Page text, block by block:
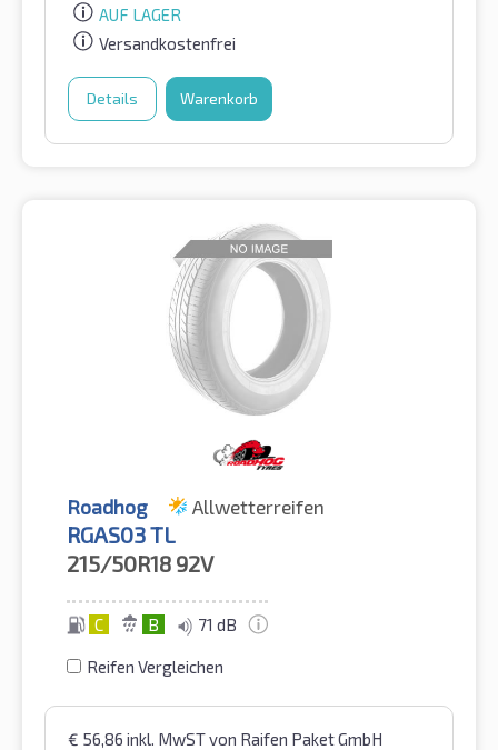
AUF LAGER
Versandkostenfrei
Details Warenkorb
Roadhog Allwetterreifen
RGAS03 TL
215/50R18 92V
C B 71 dB
Reifen Vergleichen
€ 56,86 inkl. MwSTvon Raifen Paket GmbH